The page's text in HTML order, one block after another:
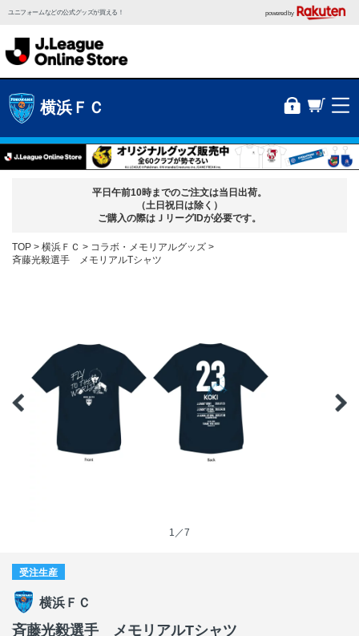
ユニフォームなどの公式グッズが買える！ powered by
横浜ＦＣ
平日午前10時までのご注文は当日出荷。
（土日祝日は除く）
ご購入の際はＪリーグIDが必要です。
TOP 横浜ＦＣ
コラボ・メモリアルグッズ
斉藤光毅選手 メモリアルTシャツ
1／7
受注生産
横浜ＦＣ
斉藤光毅選手 メモリアルTシャツ